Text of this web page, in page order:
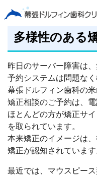
多様性のある
昨日のサーバー障害は、
予約システムは問題なく
幕張ドルフィン歯科の米
矯正相談のご予約は、
ほとんどの方が矯正サ
を取られています。
本来矯正のイメージは
矯正が認知されています
最近では、マウスピー